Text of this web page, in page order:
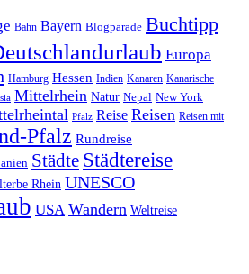
Bahn Bayern Blogparade Buchtipp
Europa
Hamburg Hessen Indien Kanaren Kanarische
Mittelrhein Natur Nepal New York
Pfalz Reise Reisen Reisen mit
Pfalz Rundreise
Städte Städtereise
Rhein UNESCO
USA Wandern Weltreise